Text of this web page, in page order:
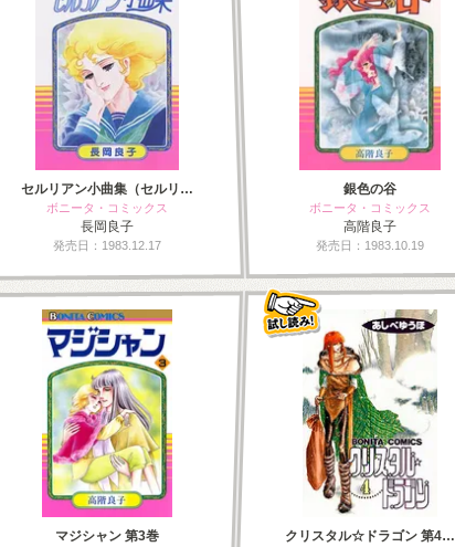
セルリアン小曲集（セルリ…
ボニータ・コミックス
長岡良子
発売日：1983.12.17
銀色の谷
ボニータ・コミックス
高階良子
発売日：1983.10.19
マジシャン 第3巻 クリスタル☆ドラゴン 第4…